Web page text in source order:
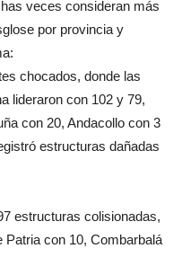
veces consideran más
por provincia y
chocados, donde las
lideraron con 102 y 79,
con 20, Andacollo con 3
estructuras dañadas
estructuras colisionadas,
Patria con 10, Combarbalá